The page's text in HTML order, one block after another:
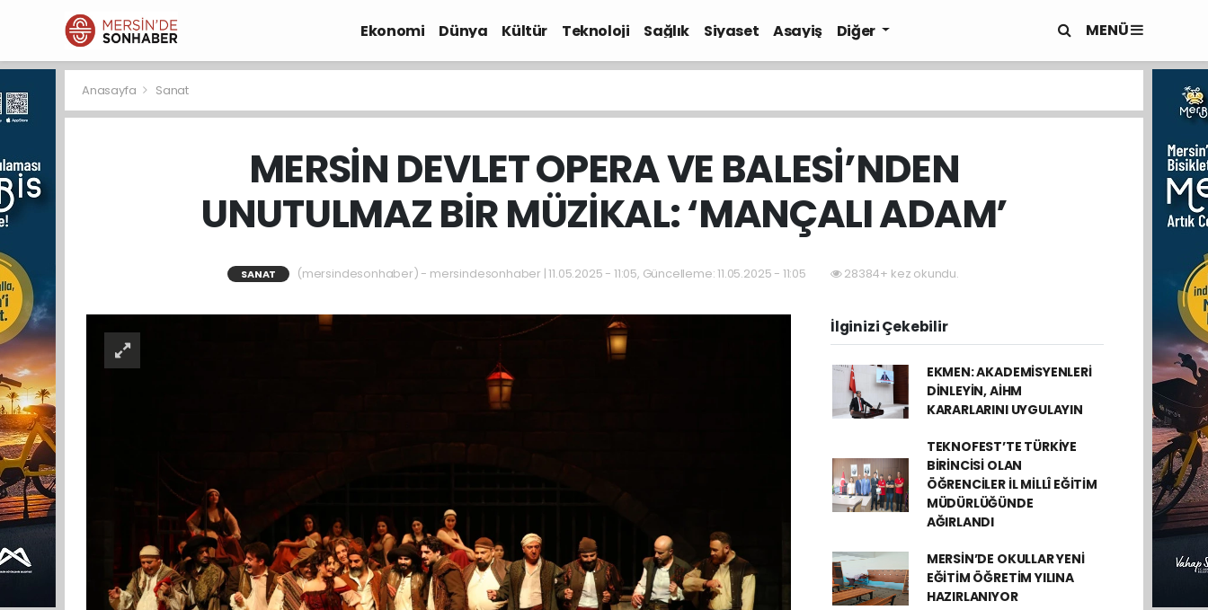
Ekonomi Dünya Kültür Teknoloji Sağlık Siyaset Asayiş Diğer MENÜ
Anasayfa Sanat
MERSİN DEVLET OPERA VE BALESİ’NDEN
UNUTULMAZ BİR MÜZİKAL: ‘MANÇALI ADAM’
SANAT (mersindesonhaber) - mersindesonhaber | 11.05.2025 - 11:05, Güncelleme: 11.05.2025 - 11:05 28384+ kez okundu.
İlginizi Çekebilir
EKMEN: AKADEMİSYENLERİ
DİNLEYİN, AİHM
KARARLARINI UYGULAYIN
TEKNOFEST’TE TÜRKİYE
BİRİNCİSİ OLAN
ÖĞRENCİLER İL MİLLÎ EĞİTİM
MÜDÜRLÜĞÜNDE
AĞIRLANDI
MERSİN’DE OKULLAR YENİ
EĞİTİM ÖĞRETİM YILINA
HAZIRLANIYOR